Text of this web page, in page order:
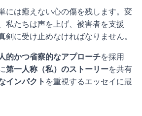
には癒えない心の傷を残します。変
私たちは声を上げ、被害者を支援
剣に受け止めなければなりません。
的かつ省察的なアプローチを採用
第一人称（私）のストーリーを共有
インパクト を重視するエッセイに最